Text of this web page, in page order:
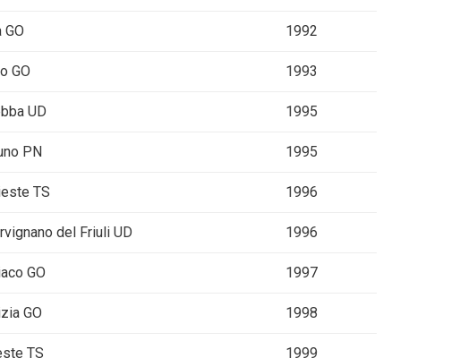
1992
GO 1993
UD 1995
PN 1995
TS 1996
del Friuli UD 1996
GO 1997
GO 1998
TS 1999